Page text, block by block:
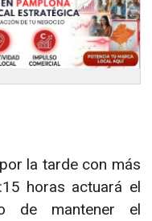
la tarde con más
horas actuará el
de mantener el